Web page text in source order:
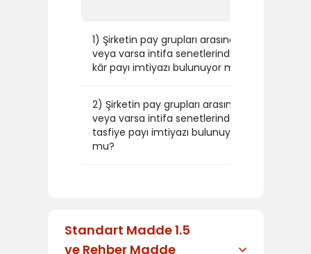
1) Şirketin pay grupları arasında
veya varsa intifa senetlerinde
kâr payı imtiyazı bulunuyor mu?
2) Şirketin pay grupları arasında
veya varsa intifa senetlerinde
tasfiye payı imtiyazı bulunuyor
mu?
Standart Madde 1.5
ve Rehber Madde